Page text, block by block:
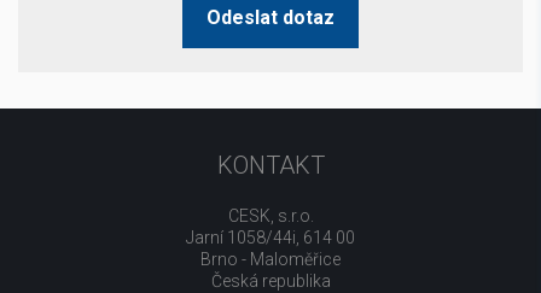
Odeslat dotaz
KONTAKT
CESK, s.r.o.
Jarní 1058/44i, 614 00
Brno - Maloměřice
Česká republika